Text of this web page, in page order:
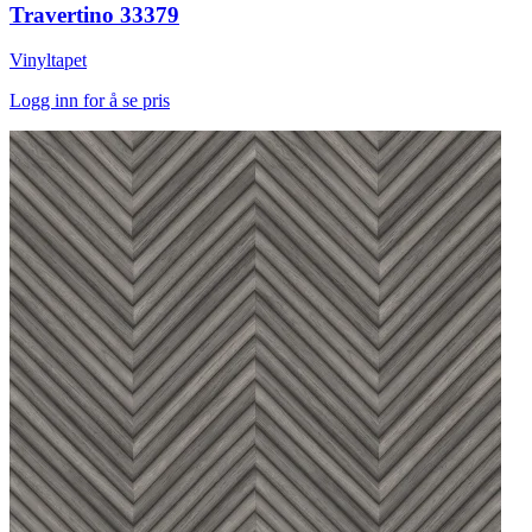
Travertino 33379
Vinyltapet
Logg inn for å se pris